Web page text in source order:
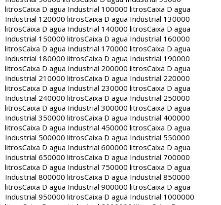
litrosCaixa D agua Industrial 100000 litrosCaixa D agua
Industrial 120000 litrosCaixa D agua Industrial 130000
litrosCaixa D agua Industrial 140000 litrosCaixa D agua
Industrial 150000 litrosCaixa D agua Industrial 160000
litrosCaixa D agua Industrial 170000 litrosCaixa D agua
Industrial 180000 litrosCaixa D agua Industrial 190000
litrosCaixa D agua Industrial 200000 litrosCaixa D agua
Industrial 210000 litrosCaixa D agua Industrial 220000
litrosCaixa D agua Industrial 230000 litrosCaixa D agua
Industrial 240000 litrosCaixa D agua Industrial 250000
litrosCaixa D agua Industrial 300000 litrosCaixa D agua
Industrial 350000 litrosCaixa D agua Industrial 400000
litrosCaixa D agua Industrial 450000 litrosCaixa D agua
Industrial 500000 litrosCaixa D agua Industrial 550000
litrosCaixa D agua Industrial 600000 litrosCaixa D agua
Industrial 650000 litrosCaixa D agua Industrial 700000
litrosCaixa D agua Industrial 750000 litrosCaixa D agua
Industrial 800000 litrosCaixa D agua Industrial 850000
litrosCaixa D agua Industrial 900000 litrosCaixa D agua
Industrial 950000 litrosCaixa D agua Industrial 1000000